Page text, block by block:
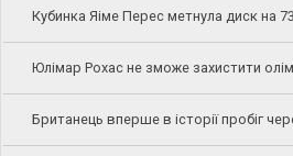
Кубинка Яіме Перес метнула диск на
Юлімар Рохас не зможе захистити
Британець вперше в історії пробіг